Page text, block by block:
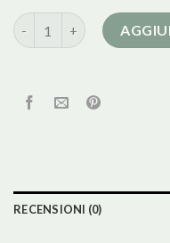
cappotti donna amazon
RECENSIONI (0)